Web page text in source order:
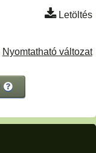
Letöltés
Nyomtatható változat